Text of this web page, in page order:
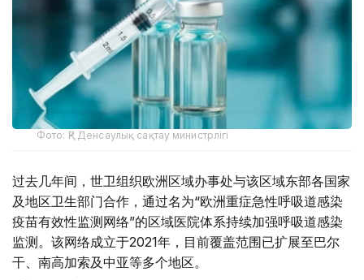
Фото: ҚР Денсаулық сақтау министрлігі
过去几年间，世卫组织欧洲区域办事处与该区域东部各国家
及地区卫生部门合作，通过名为“欧洲重症急性呼吸道感染
疫苗有效性监测网络”的区域医院体系持续加强呼吸道感染
监测。该网络成立于2021年，目前覆盖范围已扩展至巴尔
干、南高加索及中亚等多个地区。